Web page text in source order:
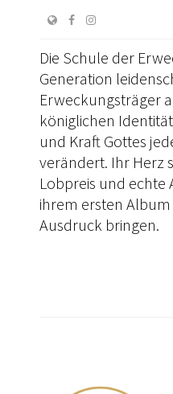
Die Schule der
Generation
Erweckungsträger
königlichen
und Kraft Gottes
verändert. Ihr Herz
Lobpreis und echte
ihrem ersten
Ausdruck bringen.